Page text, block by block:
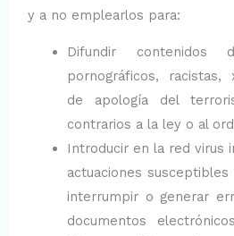
y a no emplearlos para:
Difundir contenidos
pornográficos, racistas,
de apología del
contrarios a la ley o al
Introducir en la red virus
actuaciones
interrumpir o generar
documentos